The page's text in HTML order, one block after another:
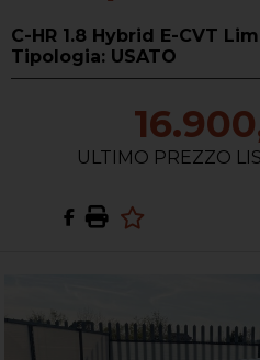
C-HR 1.8 Hybrid E-CVT
Tipologia: USATO
ULTIMO PREZZO